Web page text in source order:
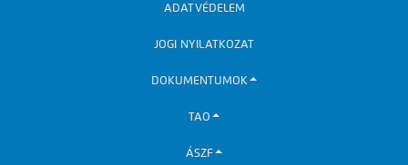
ADATVÉDELEM
JOGI NYILATKOZAT
DOKUMENTUMOK
TAO
ÁSZF